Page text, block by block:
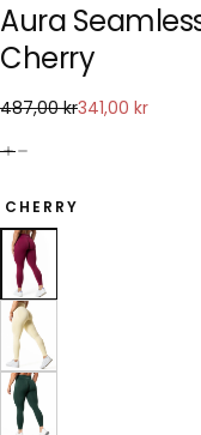
Aura
Cherry
341,00
Ordinarie
487,00 krReapris
341,00 kr
CHERRY